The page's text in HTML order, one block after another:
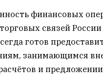
финансовых
связей
готов
занимающимся
и